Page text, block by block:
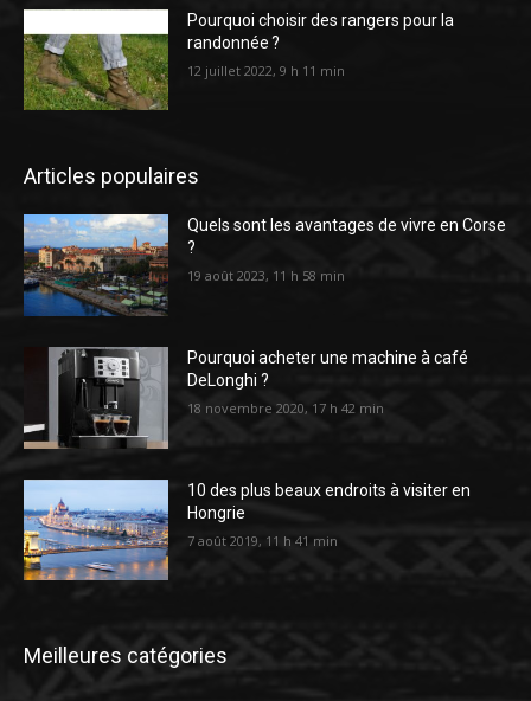
Pourquoi choisir des rangers pour la
randonnée ?
12 juillet 2022, 9 h 11 min
Articles populaires
Quels sont les avantages de vivre en Corse
?
19 août 2023, 11 h 58 min
Pourquoi acheter une machine à café
DeLonghi ?
18 novembre 2020, 17 h 42 min
10 des plus beaux endroits à visiter en
Hongrie
7 août 2019, 11 h 41 min
Meilleures catégories